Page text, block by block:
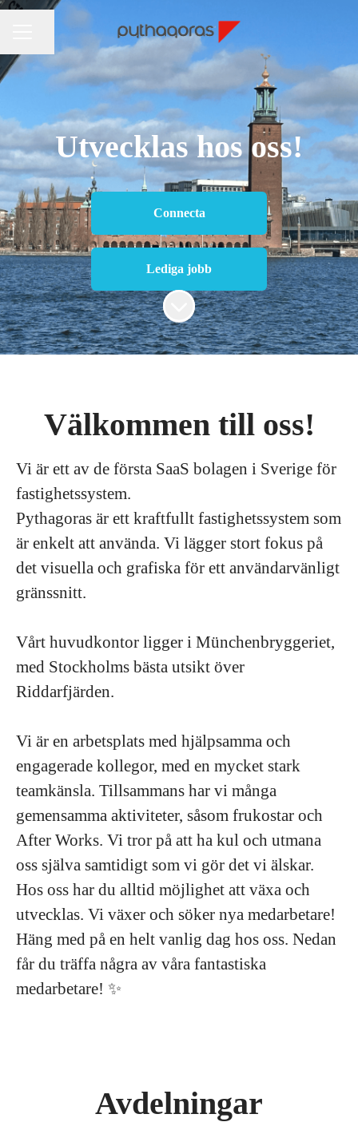
KARRIÄRMENY
Utvecklas hos oss!
Connecta
Lediga jobb
Skrolla för mer innehåll
Välkommen till oss!
Vi är ett av de första SaaS bolagen i Sverige för
fastighetssystem.
Pythagoras är ett kraftfullt fastighetssystem som
är enkelt att använda. Vi lägger stort fokus på
det visuella och grafiska för ett användarvänligt
gränssnitt.
Vårt huvudkontor ligger i Münchenbryggeriet,
med Stockholms bästa utsikt över
Riddarfjärden.
Vi är en arbetsplats med hjälpsamma och
engagerade kollegor, med en mycket stark
teamkänsla. Tillsammans har vi många
gemensamma aktiviteter, såsom frukostar och
After Works. Vi tror på att ha kul och utmana
oss själva samtidigt som vi gör det vi älskar.
Hos oss har du alltid möjlighet att växa och
utvecklas. Vi växer och söker nya medarbetare!
Häng med på en helt vanlig dag hos oss. Nedan
får du träffa några av våra fantastiska
medarbetare! ✨
Avdelningar